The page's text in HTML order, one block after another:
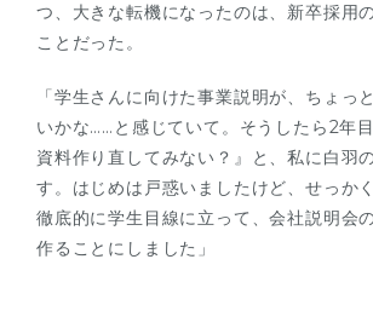
つ、大きな転機になったのは、新卒採用
ことだった。
「学生さんに向けた事業説明が、ちょっ
いかな……と感じていて。そうしたら2年目
資料作り直してみない？』と、私に白羽
す。はじめは戸惑いましたけど、せっか
徹底的に学生目線に立って、会社説明会
作ることにしました」